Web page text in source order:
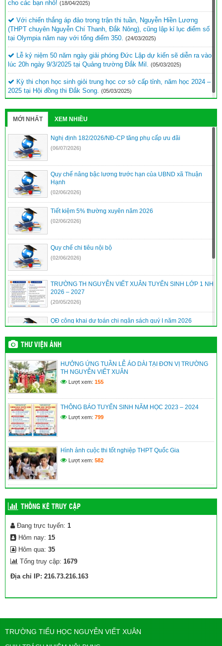
cho các bạn nhỏ! (18/04/2025)
Với chiến thắng áp đảo trong trận thi tuần, Nguyễn Hiền Lương
(THPT chuyên Nguyễn Chí Thanh, Đắk Nông), cũng lập kỉ lục điểm số
tại Olympia năm nay với tổng điểm 350.
(24/03/2025)
Lễ kỷ niệm 50 năm ngày giải phóng Đức Lập dự kiến sẽ diễn ra vào
lúc 20h ngày 9/3/2025 tại Quảng trường Đắk Mil.
(05/03/2025)
Kỳ thi chọn học sinh giỏi trung học cơ sở cấp tỉnh, năm học 2024 –
2025 tại Hội đồng thi Đắk Song.
(05/03/2025)
MỚI NHẤT XEM NHIỀU
Nghị định 182/2026/NĐ-CP tăng phụ cấp ưu đãi
(06/07/2026)
Quy chế nâng bậc lương trước hạn của UBND xã Thuận
Hạnh
(02/06/2026)
Tiết kiệm 5% thường xuyên năm 2026
(02/06/2026)
Quy chế chi tiêu nội bộ
(02/06/2026)
TRƯỜNG TH NGUYỄN VIẾT XUÂN TUYỂN SINH LỚP 1 NH
2026 – 2027
(20/05/2026)
QĐ công khai dự toán chi ngân sách quý I năm 2026
(10/04/2026)
Quyết định phê duyệt danh sách hưởng chế độ học kỳ II năm
học 2025-2026
(10/04/2026)
THƯ VIỆN ẢNH
HƯỞNG ỨNG TUẦN LỄ ÁO DÀI TẠI ĐƠN VỊ TRƯỜNG
TH NGUYỄN VIẾT XUÂN
Lượt xem: 155
THÔNG BÁO TUYỂN SINH NĂM HỌC 2023 – 2024
Lượt xem: 799
Hình ảnh cuộc thi tốt nghiệp THPT Quốc Gia
Lượt xem: 582
THỐNG KÊ TRUY CẬP
Đang trực tuyến: 1
Hôm nay: 15
Hôm qua: 35
Tổng truy cập: 1679
Địa chỉ IP: 216.73.216.163
TRƯỜNG TIỂU HỌC NGUYỄN VIẾT XUÂN